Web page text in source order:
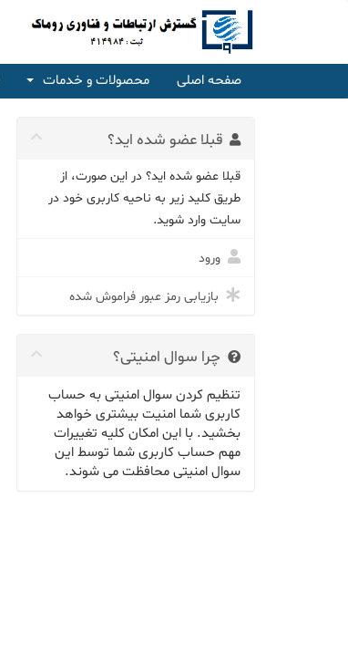
صفحه اصلی محصولات و خدمات
قبلا عضو شده اید؟
قبلا عضو شده اید؟ در این صورت، از
طریق کلید زیر به ناحیه کاربری خود در
سایت وارد شوید.
ورود
بازیابی رمز عبور فراموش شده
چرا سوال امنیتی؟
تنظیم کردن سوال امنیتی به حساب
کاربری شما امنیت بیشتری خواهد
بخشید. با این امکان کلیه تغییرات
مهم حساب کاربری شما توسط این
سوال امنیتی محافظت می شوند.